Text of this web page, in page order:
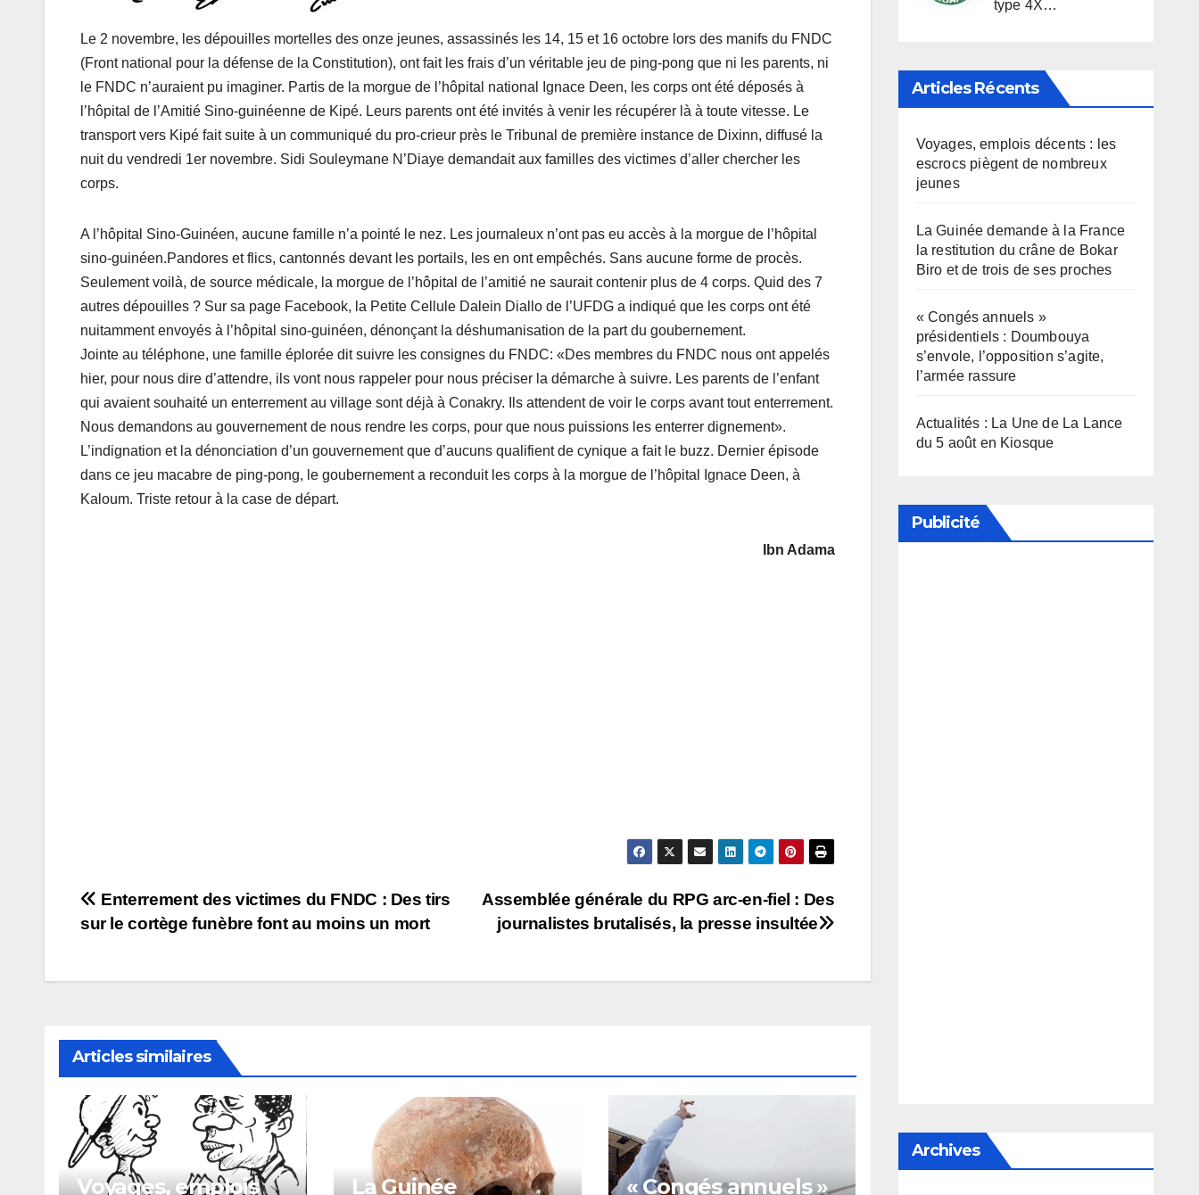
Le 2 novembre, les dépouilles mortelles des onze jeunes, assassinés les 14, 15 et 16 octobre lors des manifs du FNDC
(Front national pour la défense de la Constitution), ont fait les frais d’un véritable jeu de ping-pong que ni les parents, ni
le FNDC n’auraient pu imaginer. Partis de la morgue de l’hôpital national Ignace Deen, les corps ont été déposés à
l’hôpital de l’Amitié Sino-guinéenne de Kipé. Leurs parents ont été invités à venir les récupérer là à toute vitesse. Le
transport vers Kipé fait suite à un communiqué du pro-crieur près le Tribunal de première instance de Dixinn, diffusé la
nuit du vendredi 1er novembre. Sidi Souleymane N’Diaye demandait aux familles des victimes d’aller chercher les
corps.
A l’hôpital Sino-Guinéen, aucune famille n’a pointé le nez. Les journaleux n’ont pas eu accès à la morgue de l’hôpital
sino-guinéen.Pandores et flics, cantonnés devant les portails, les en ont empêchés. Sans aucune forme de procès.
Seulement voilà, de source médicale, la morgue de l’hôpital de l’amitié ne saurait contenir plus de 4 corps. Quid des 7
autres dépouilles ? Sur sa page Facebook, la Petite Cellule Dalein Diallo de l’UFDG a indiqué que les corps ont été
nuitamment envoyés à l’hôpital sino-guinéen, dénonçant la déshumanisation de la part du goubernement.
Jointe au téléphone, une famille éplorée dit suivre les consignes du FNDC: «Des membres du FNDC nous ont appelés
hier, pour nous dire d’attendre, ils vont nous rappeler pour nous préciser la démarche à suivre. Les parents de l’enfant
qui avaient souhaité un enterrement au village sont déjà à Conakry. Ils attendent de voir le corps avant tout enterrement.
Nous demandons au gouvernement de nous rendre les corps, pour que nous puissions les enterrer dignement».
L’indignation et la dénonciation d’un gouvernement que d’aucuns qualifient de cynique a fait le buzz. Dernier épisode
dans ce jeu macabre de ping-pong, le goubernement a reconduit les corps à la morgue de l’hôpital Ignace Deen, à
Kaloum. Triste retour à la case de départ.
Ibn Adama
Navigation
l’article
Assemblée générale du RPG arc-en-fiel : Des
journalistes brutalisés, la presse insultée
Enterrement des victimes du FNDC : Des tirs
sur le cortège funèbre font au moins un mort
Articles similaires
Voyages, emplois
La Guinée
« Congés annuels »
type 4X…
Articles Récents
Voyages, emplois décents : les
escrocs piègent de nombreux
jeunes
La Guinée demande à la France
la restitution du crâne de Bokar
Biro et de trois de ses proches
« Congés annuels »
présidentiels : Doumbouya
s’envole, l’opposition s’agite,
l’armée rassure
Actualités : La Une de La Lance
du 5 août en Kiosque
Publicité
Archives